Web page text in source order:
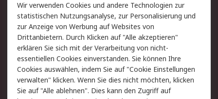
Rücksendungen
Kontakt
Hilfe
Privatkunden
Rechtliches
AGB
Datenschutz
Cookie-Richtlinie
Zahlungsbedingungen
Copyright/Impressum
Entsorgung
Wir verwenden Cookies und andere Technologien zur
statistischen Nutzungsanalyse, zur Personalisierung und
zur Anzeige von Werbung auf Websites von
Drittanbietern. Durch Klicken auf "Alle akzeptieren"
erklären Sie sich mit der Verarbeitung von nicht-
essentiellen Cookies einverstanden. Sie können Ihre
Cookies auswählen, indem Sie auf "Cookie Einstellungen
verwalten" klicken. Wenn Sie dies nicht möchten, klicken
Sie auf "Alle ablehnen". Dies kann den Zugriff auf